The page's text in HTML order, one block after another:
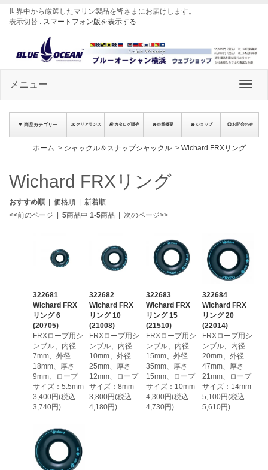
世界中から厳選したマリン製品を皆さまにお届けします。
表示切替 : スマートフォン版を表示する
メニュー
▼ 商品カテゴリー クリアランス カタログ販売 企業概要 ショップ お問合わせ
ホーム > シャックル＆スナップシャックル > Wichard FRXリング
Wichard FRXリング
おすすめ順 | 価格順 | 新着順
<<前のページ | 5商品中 1-5商品 | 次のページ>>
322681
Wichard FRX
リング 6
(20705)
FRXロープ用シ
ンブル、内径
7mm、外径
18mm、厚さ
9mm、ロープ
サイズ：5.5mm
3,400円(税込
3,740円)
322682
Wichard FRX
リング 10
(21008)
FRXロープ用シ
ンブル、内径
10mm、外径
25mm、厚さ
12mm、ロープ
サイズ：8mm
3,800円(税込
4,180円)
322683
Wichard FRX
リング 15
(21510)
FRXロープ用シ
ンブル、内径
15mm、外径
35mm、厚さ
15mm、ロープ
サイズ：10mm
4,300円(税込
4,730円)
322684
Wichard FRX
リング 20
(22014)
FRXロープ用シ
ンブル、内径
20mm、外径
47mm、厚さ
21mm、ロープ
サイズ：14mm
5,100円(税込
5,610円)